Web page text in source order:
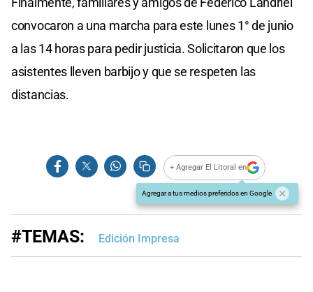
convocaron a una marcha para este lunes 1° de junio
a las 14 horas para pedir justicia. Solicitaron que los
asistentes lleven barbijo y que se respeten las
distancias.
+ Agregar El Litoral en
Agregar a tus medios preferidos en Google
#TEMAS: Edición Impresa